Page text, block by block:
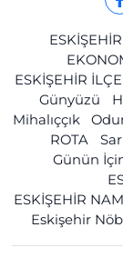
ESKİŞEHİR
Günyüzü
Mihalıççık
ROTA
Günün
ESKİŞEHİR
Eskişehir